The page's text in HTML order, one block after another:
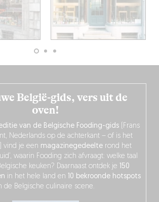
België-gids, vers uit de
oven!
van de Belgische Fooding-gids (Frans
Nederlands op de achterkant – of is het
vind je een magazinegedeelte rond het
waarin Fooding zich afvraagt: welke taal
keuken? Daarnaast ontdek je 150
in het hele land en 10 bekroonde hotspots
de Belgische culinaire scene.